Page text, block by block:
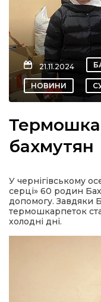
новини
21.11.2024
НОВИНИ
бахмутян
У чернігівському
серці» 60 родин
допомогу. Завдяки
термошкарпеток
холодні дні.